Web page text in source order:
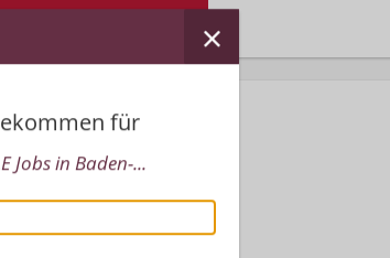
Jobs per E-Mail erhalten!
für
Jobs in Baden-...